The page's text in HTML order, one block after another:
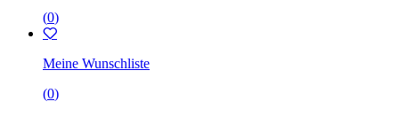
(0)
Meine Wunschliste
(0)